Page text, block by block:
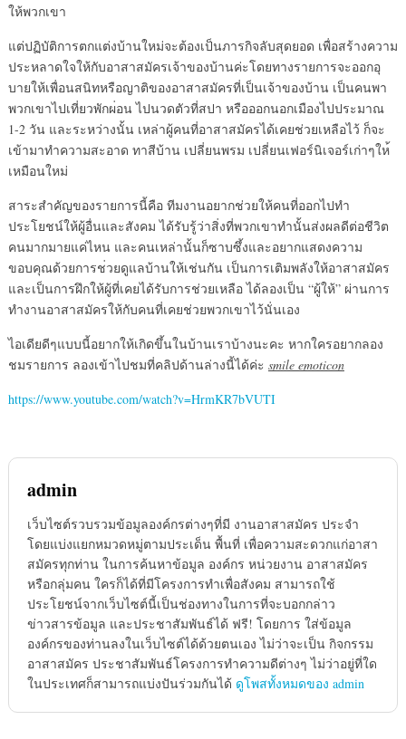
ให้พวกเขา
แต่ปฏิบัติการตกแต่งบ้านใหม่จะต้องเป็นภารกิจลับสุดยอด เพื่อสร้างความ
ประหลาดใจให้กับอาสาสมัครเจ้าของบ้านค่ะโดยทางรายการจะออกอุ
บายให้เพื่อนสนิทหรือญาติของอาสาสมัครที่เป็นเจ้าของบ้าน เป็นคนพา
พวกเขาไปเที่ยวพักผ่อน ไปนวดตัวที่สปา หรือออกนอกเมืองไปประมาณ
1-2 วัน และระหว่างนั้น เหล่าผู้คนที่อาสาสมัครได้เคยช่วยเหลือไว้ ก็จะ
เข้ามาทำความสะอาด ทาสีบ้าน เปลี่ยนพรม เปลี่ยนเฟอร์นิเจอร์เก่าๆให้
เหมือนใหม่
สาระสำคัญของรายการนี้คือ ทีมงานอยากช่วยให้คนที่ออกไปทำ
ประโยชน์ให้ผู้อื่นและสังคม ได้รับรู้ว่าสิ่งที่พวกเขาทำนั้นส่งผลดีต่อชีวิต
คนมากมายแค่ไหน และคนเหล่านั้นก็ซาบซึ้งและอยากแสดงความ
ขอบคุณด้วยการช่วยดูแลบ้านให้เช่นกัน เป็นการเติมพลังให้อาสาสมัคร
และเป็นการฝึกให้ผู้ที่เคยได้รับการช่วยเหลือ ได้ลองเป็น “ผู้ให้” ผ่านการ
ทำงานอาสาสมัครให้กับคนที่เคยช่วยพวกเขาไว้นั่นเอง
ไอเดียดีๆแบบนี้อยากให้เกิดขึ้นในบ้านเราบ้างนะคะ หากใครอยากลอง
ชมรายการ ลองเข้าไปชมที่คลิปด้านล่างนี้ได้ค่ะ smile emoticon
https://www.youtube.com/watch?v=HrmKR7bVUTI
admin
เว็บไซต์รวบรวมข้อมูลองค์กรต่างๆที่มี งานอาสาสมัคร ประจำ
โดยแบ่งแยกหมวดหมู่ตามประเด็น พื้นที่ เพื่อความสะดวกแก่อาสา
สมัครทุกท่าน ในการค้นหาข้อมูล องค์กร หน่วยงาน อาสาสมัคร
หรือกลุ่มคน ใครก็ได้ที่มีโครงการทำเพื่อสังคม สามารถใช้
ประโยชน์จากเว็บไซต์นี้เป็นช่องทางในการที่จะบอกกล่าว
ข่าวสารข้อมูล และประชาสัมพันธ์ได้ ฟรี! โดยการ ใส่ข้อมูล
องค์กรของท่านลงในเว็บไซต์ได้ด้วยตนเอง ไม่ว่าจะเป็น กิจกรรม
อาสาสมัคร ประชาสัมพันธ์โครงการทำความดีต่างๆ ไม่ว่าอยู่ที่ใด
ในประเทศก็สามารถแบ่งปันร่วมกันได้ ดูโพสทั้งหมดของ admin